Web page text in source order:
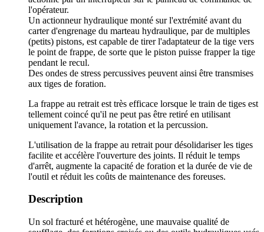
l'opérateur.
Un actionneur hydraulique monté sur l'extrémité avant du
carter d'engrenage du marteau hydraulique, par de multiples
(petits) pistons, est capable de tirer l'adaptateur de la tige vers
le point de frappe, de sorte que le piston puisse frapper la tige
pendant le recul.
Des ondes de stress percussives peuvent ainsi être transmises
aux tiges de foration.
La frappe au retrait est très efficace lorsque le train de tiges est
tellement coincé qu'il ne peut pas être retiré en utilisant
uniquement l'avance, la rotation et la percussion.
L'utilisation de la frappe au retrait pour désolidariser les tiges
facilite et accélère l'ouverture des joints. Il réduit le temps
d'arrêt, augmente la capacité de foration et la durée de vie de
l'outil et réduit les coûts de maintenance des foreuses.
Description
Un sol fracturé et hétérogène, une mauvaise qualité de